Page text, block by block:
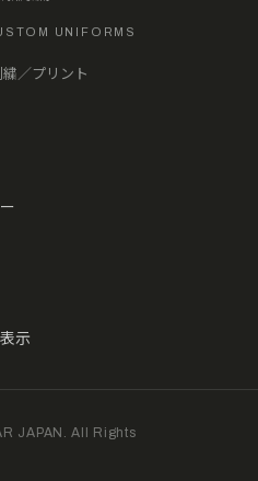
UNIFORMS
／プリント
示
JAPAN. All Rights